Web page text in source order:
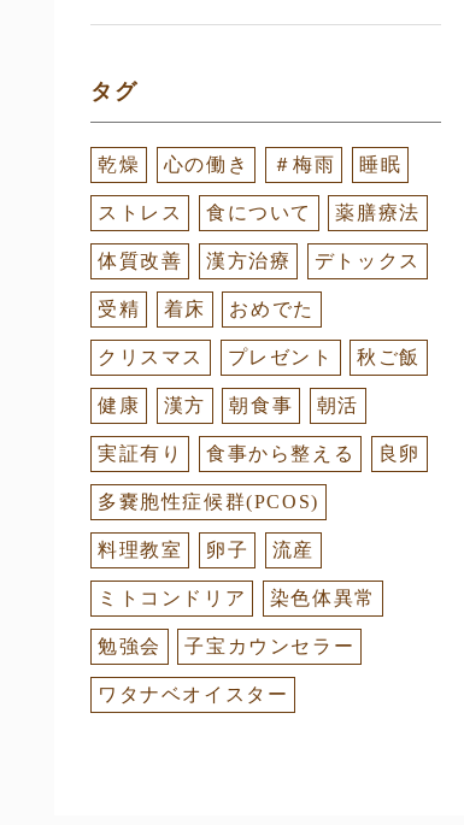
タグ
乾燥 心の働き ＃梅雨 睡眠
ストレス 食について 薬膳療法
体質改善 漢方治療 デトックス
受精 着床 おめでた
クリスマス プレゼント 秋ご飯
健康 漢方 朝食事 朝活
実証有り 食事から整える 良卵
多嚢胞性症候群(PCOS)
料理教室 卵子 流産
ミトコンドリア 染色体異常
勉強会 子宝カウンセラー
ワタナベオイスター